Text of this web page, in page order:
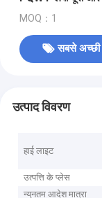
MOQ：1
सबसे अच्छी
उत्पाद विवरण
हाई लाइट
उत्पत्ति के प्लेस
न्यूनतम आदेश मात्रा